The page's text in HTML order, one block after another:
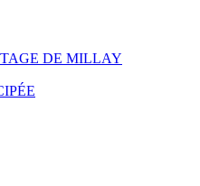
DE MILLAY